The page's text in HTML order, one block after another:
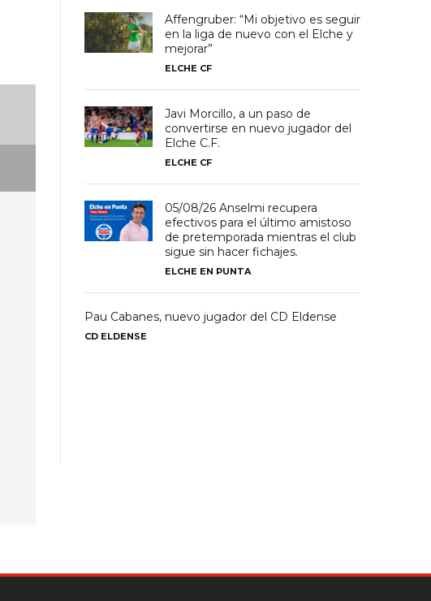
Affengruber: “Mi objetivo es seguir
en la liga de nuevo con el Elche y
mejorar”
ELCHE CF
Javi Morcillo, a un paso de
convertirse en nuevo jugador del
Elche C.F.
ELCHE CF
05/08/26 Anselmi recupera
efectivos para el último amistoso
de pretemporada mientras el club
sigue sin hacer fichajes.
ELCHE EN PUNTA
Pau Cabanes, nuevo jugador del CD Eldense
CD ELDENSE